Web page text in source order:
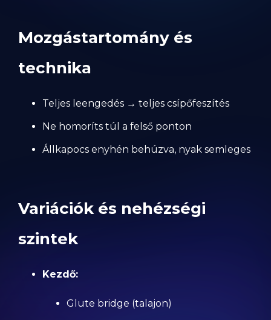
Mozgástartomány és
technika
Teljes leengedés → teljes csípőfeszítés
Ne homoríts túl a felső ponton
Állkapocs enyhén behúzva, nyak semleges
Variációk és nehézségi
szintek
Kezdő:
Glute bridge (talajon)